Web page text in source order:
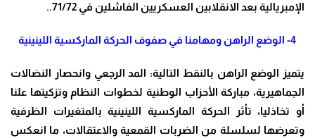
الإمبريالية بعد الانقلابين العسكريين الفاشلين في 71/72
..
الوضع الراهن ومهامنا في صفوف الحركة الماركسية اللينينية
يتميز الوضع الراهن بالنقط التالية: المد الرجعي وانحصار النضالات
الجماهيرية، مباركة الأحزاب الوطنية لخطوات النظام وتزكيتها علنا
أو تخاذليا، تأثر الحركة الماركسية اللينينية بالمتغيرات الظرفية
وتعرضها لسلسلة من الضربات القمعية والاعتقالات، ما انعكس